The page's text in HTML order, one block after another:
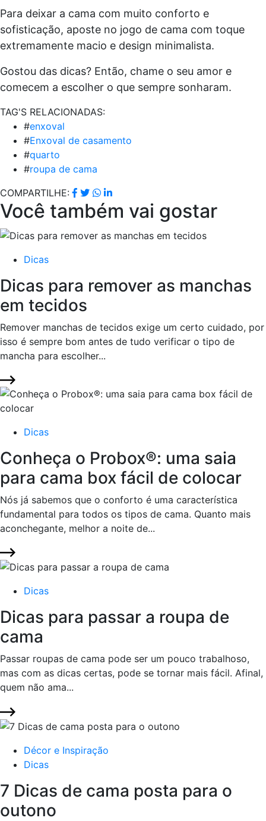
Para deixar a cama com muito conforto e
sofisticação, aposte no jogo de cama com toque
extremamente macio e design minimalista.
Gostou das dicas? Então, chame o seu amor e
comecem a escolher o que sempre sonharam.
TAG'S RELACIONADAS:
#enxoval
#Enxoval de casamento
#quarto
#roupa de cama
COMPARTILHE:
Você também vai gostar
Dicas
Dicas para remover as manchas
em tecidos
Remover manchas de tecidos exige um certo cuidado, por
isso é sempre bom antes de tudo verificar o tipo de
mancha para escolher...
Dicas
Conheça o Probox®: uma saia
para cama box fácil de colocar
Nós já sabemos que o conforto é uma característica
fundamental para todos os tipos de cama. Quanto mais
aconchegante, melhor a noite de...
Dicas
Dicas para passar a roupa de
cama
Passar roupas de cama pode ser um pouco trabalhoso,
mas com as dicas certas, pode se tornar mais fácil. Afinal,
quem não ama...
Décor e Inspiração
Dicas
7 Dicas de cama posta para o
outono